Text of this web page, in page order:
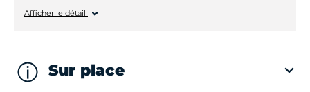
Samedi
Afficher le détail
Sur place